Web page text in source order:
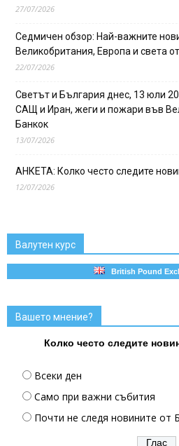
27/07/2026
Седмичен обзор: Най-важните
Великобритания, Европа и света
22/07/2026
Светът и България днес, 13 юли
САЩ и Иран, жеги и пожари във
Банкок
13/07/2026
АНКЕТА: Колко често следите
12/07/2026
Валутен курс
British Pound
Вашето мнение?
Колко често следите
Всеки ден
Само при важни събития
Почти не следя новините от